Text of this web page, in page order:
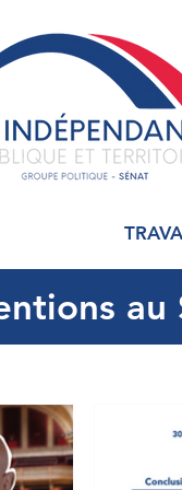
au